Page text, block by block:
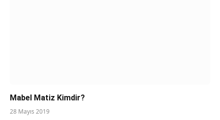
Mabel Matiz Kimdir?
28 Mayıs 2019